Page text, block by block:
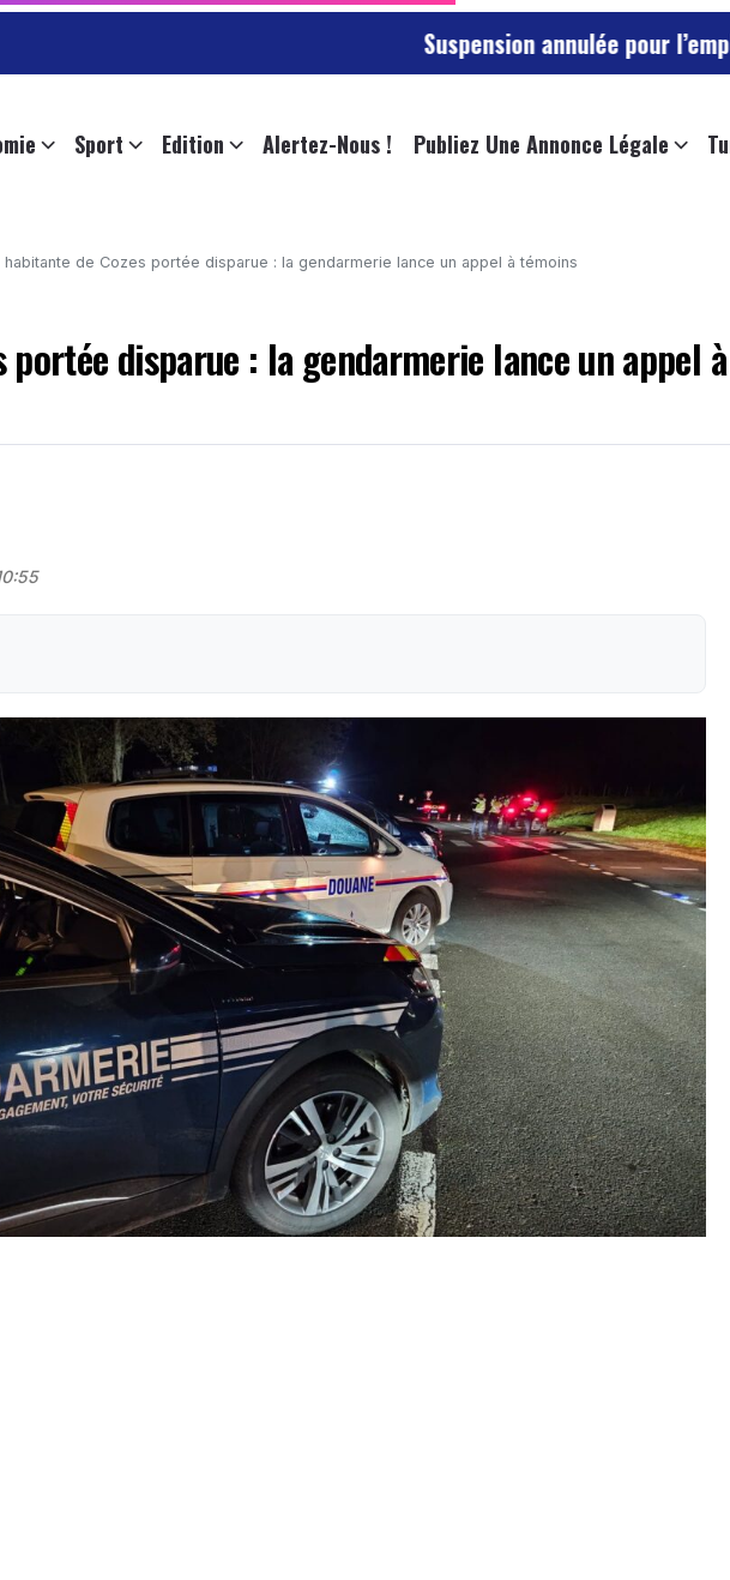
Suspension annulée pour l’employée
Sport Edition Alertez-Nous ! Publiez Une Annonce Légale
habitante de Cozes portée disparue : la gendarmerie lance un appel à témoins
portée disparue : la gendarmerie lance un appel à